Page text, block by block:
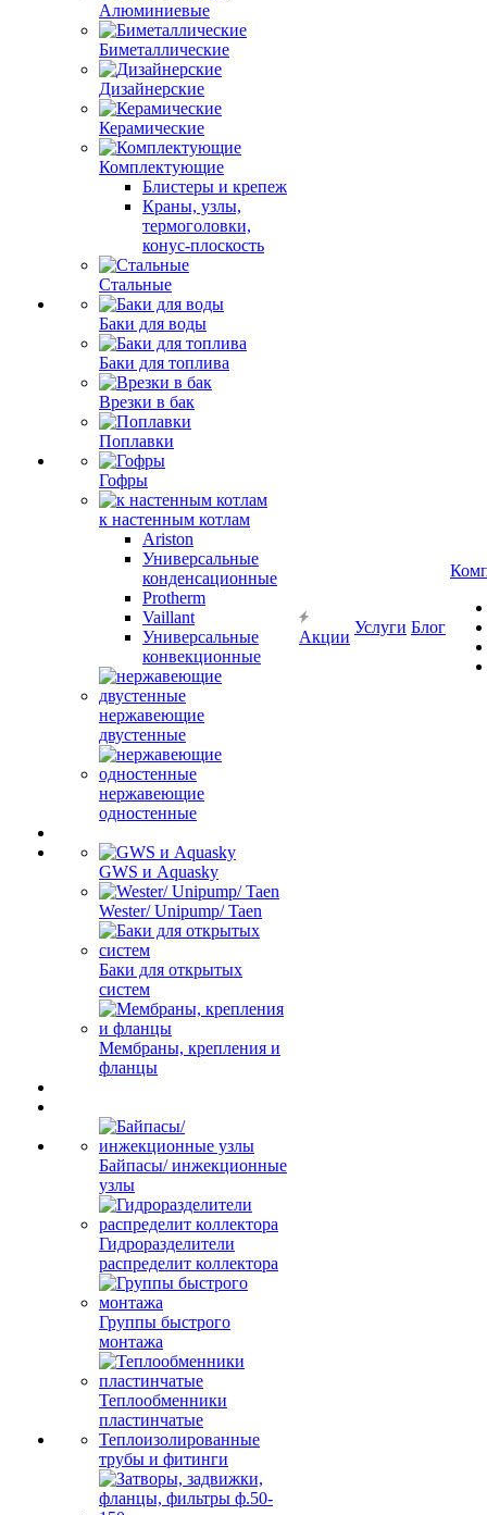
Алюминиевые
Биметаллические
Дизайнерские
Керамические
Комплектующие
Блистеры и крепеж
Краны, узлы,
термоголовки,
конус-плоскость
Стальные
Баки для воды
Баки для топлива
Врезки в бак
Поплавки
Гофры
к настенным котлам
Ariston
Универсальные
конденсационные
Protherm
Vaillant
Универсальные
конвекционные
нержавеющие
двустенные
нержавеющие
одностенные
GWS и Aquasky
Wester/ Unipump/ Taen
Баки для открытых
систем
Мембраны, крепления и
фланцы
Байпасы/ инжекционные
узлы
Гидроразделители
распределит коллектора
Группы быстрого
монтажа
Теплообменники
пластинчатые
Теплоизолированные
трубы и фитинги
Акции
Услуги Блог